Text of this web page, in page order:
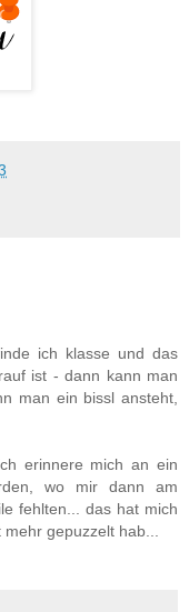
ich klasse und das
ist - dann kann man
man ein bissl ansteht,
erinnere mich an ein
wo mir dann am
fehlten... das hat mich
gepuzzelt hab...